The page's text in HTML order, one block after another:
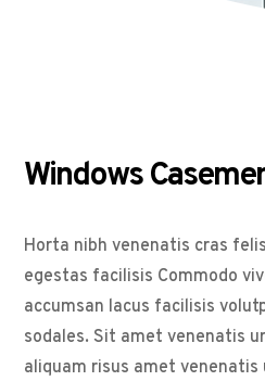
Windows
Horta nibh venenatis cras
egestas facilisis Commodo
accumsan lacus facilisis
sodales. Sit amet venenatis
aliquam risus amet venenatis